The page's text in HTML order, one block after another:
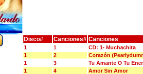
Disco# Canciones# Canciones
1 1
CD: 1- Muchachita
1
2
Corazón
1
3
Tu Amante O Tu
1
4
Amor Sin Amor